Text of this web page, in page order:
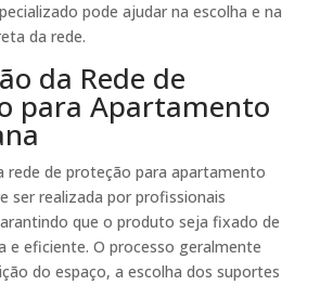
pode ajudar na escolha e na
da rede.
da Rede de
para Apartamento
rede de proteção para apartamento
ser realizada por profissionais
que o produto seja fixado de
e eficiente. O processo geralmente
do espaço, a escolha dos suportes